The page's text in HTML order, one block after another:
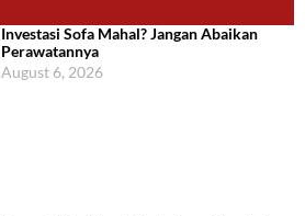
Investasi Sofa Mahal? Jangan Abaikan
Perawatannya
August 6, 2026